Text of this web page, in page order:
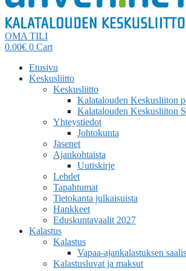
OMA TILI
0.00€ 0 Cart
Etusivu
Keskusliitto
Keskusliitto
Kalatalouden Keskusliiton
Kalatalouden Keskusliiton
Yhteystiedot
Johtokunta
Jäsenet
Ajankohtaista
Uutiskirje
Lehdet
Tapahtumat
Tietokanta julkaisuista
Hankkeet
Eduskuntavaalit 2027
Kalastus
Kalastus
Vapaa-ajankalastuksen
Kalastusluvat ja maksut